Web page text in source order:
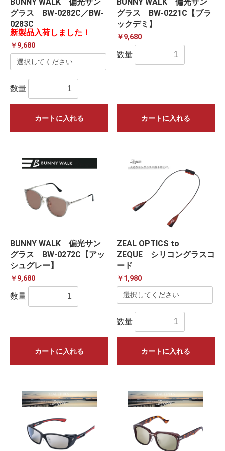
グラス BW-0282C／BW-
0283C
新製品入荷しました！
￥9,680
数量
カートに入れる
グラス BW-0221C【ブラ
ックデミ】
￥9,680
数量
カートに入れる
BUNNY WALK 偏光サン
グラス BW-0272C【アッ
シュグレー】
￥9,680
数量
カートに入れる
ZEAL OPTICS to
ZEQUE シリコングラスコ
ード
￥1,980
数量
カートに入れる